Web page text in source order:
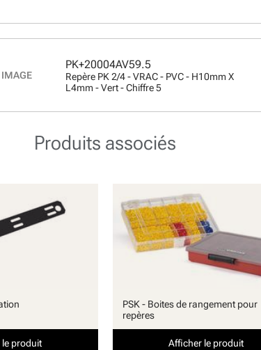
PK+20004AV59.5
Repère PK 2/4 - VRAC - PVC - H10mm X
L4mm - Vert - Chiffre 5
Produits associés
produit
PSK - Boites de rangement pour
repères
Afficher le produit